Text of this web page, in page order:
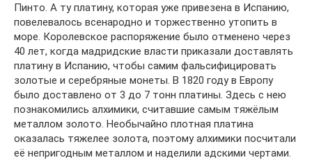
Пинто. А ту платину, которая уже привезена в Испанию,
повелевалось всенародно и торжественно утопить в
море. Королевское распоряжение было отменено через
40 лет, когда мадридские власти приказали доставлять
платину в Испанию, чтобы самим фальсифицировать
золотые и серебряные монеты. В 1820 году в Европу
было доставлено от 3 до 7 тонн платины. Здесь с нею
познакомились алхимики, считавшие самым тяжёлым
металлом золото. Необычайно плотная платина
оказалась тяжелее золота, поэтому алхимики посчитали
её непригодным металлом и наделили адскими чертами.